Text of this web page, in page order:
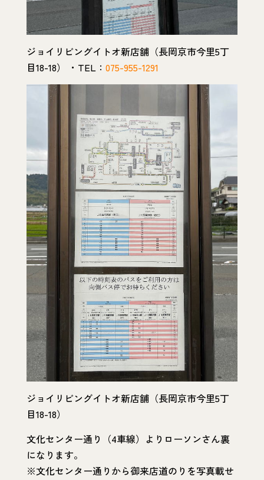
ジョイリビングイトオ新店舗（長岡京市今里5丁
目18-18） ・TEL： 075-955-1291
ジョイリビングイトオ新店舗（長岡京市今里5丁
目18-18）
文化センター通り（4車線）よりローソンさん裏
になります。
※文化センター通りから御来店道のりを写真載せ